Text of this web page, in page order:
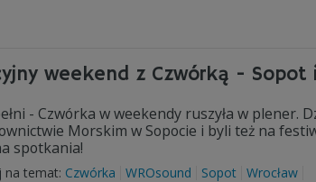
weekend z Czwórką - Sopot i
- Czwórka w weekendy ruszyła w
Morskim w Sopocie i byli też na
spotkania!
na temat: Czwórka WROsound Sopot Wrocław